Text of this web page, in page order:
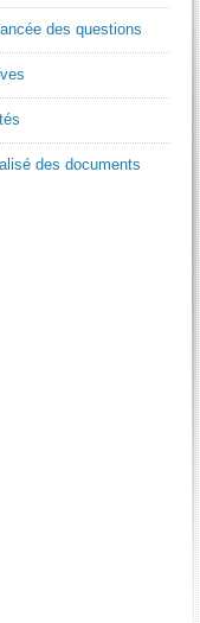
des questions
des documents